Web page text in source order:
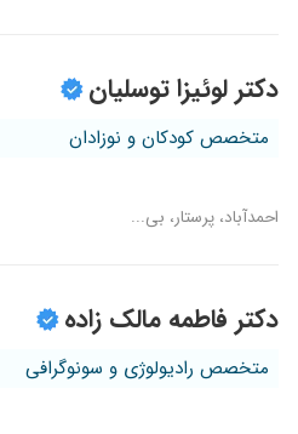
دکتر لوئیزا توسلیان
متخصص کودکان و نوزادان
احمدآباد، پرستار، بی...
دکتر فاطمه مالک زاده
متخصص رادیولوژی و سونوگرافی